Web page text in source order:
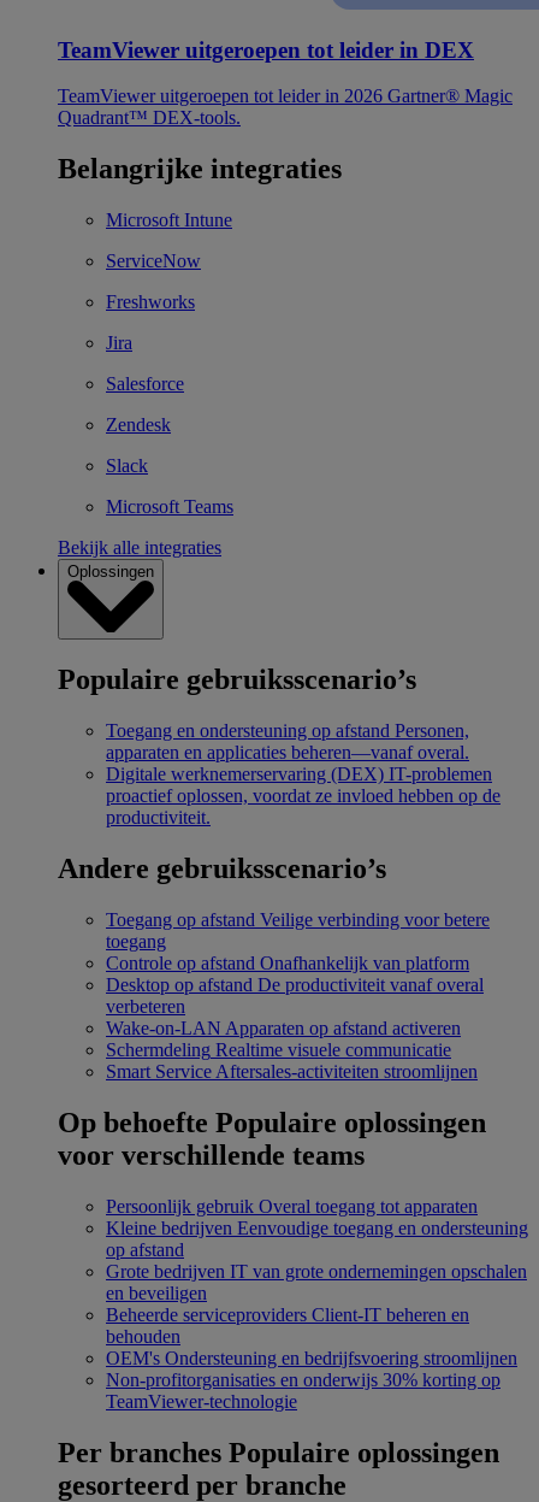
TeamViewer uitgeroepen tot leider in DEX
TeamViewer uitgeroepen tot leider in 2026 Gartner® Magic
Quadrant™ DEX-tools.
Belangrijke integraties
Microsoft Intune
ServiceNow
Freshworks
Jira
Salesforce
Zendesk
Slack
Microsoft Teams
Bekijk alle integraties
Oplossingen
Populaire gebruiksscenario’s
Toegang en ondersteuning op afstand Personen,
apparaten en applicaties beheren—vanaf overal.
Digitale werknemerservaring (DEX) IT-problemen
proactief oplossen, voordat ze invloed hebben op de
productiviteit.
Andere gebruiksscenario’s
Toegang op afstand Veilige verbinding voor betere
toegang
Controle op afstand Onafhankelijk van platform
Desktop op afstand De productiviteit vanaf overal
verbeteren
Wake-on-LAN Apparaten op afstand activeren
Schermdeling Realtime visuele communicatie
Smart Service Aftersales-activiteiten stroomlijnen
Op behoefte Populaire oplossingen
voor verschillende teams
Persoonlijk gebruik Overal toegang tot apparaten
Kleine bedrijven Eenvoudige toegang en ondersteuning
op afstand
Grote bedrijven IT van grote ondernemingen opschalen
en beveiligen
Beheerde serviceproviders Client-IT beheren en
behouden
OEM's Ondersteuning en bedrijfsvoering stroomlijnen
Non-profitorganisaties en onderwijs 30% korting op
TeamViewer-technologie
Per branches Populaire oplossingen
gesorteerd per branche